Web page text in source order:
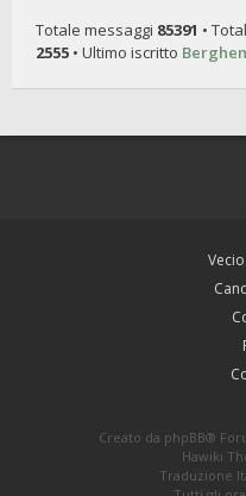
Totale messaggi 85391 •
2555 • Ultimo iscritto
Creato da phpBB®
Hawiki
Traduzione